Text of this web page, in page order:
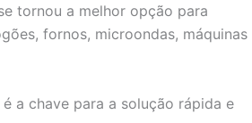
tornou a melhor opção para
fornos, microondas, máquinas
a chave para a solução rápida e